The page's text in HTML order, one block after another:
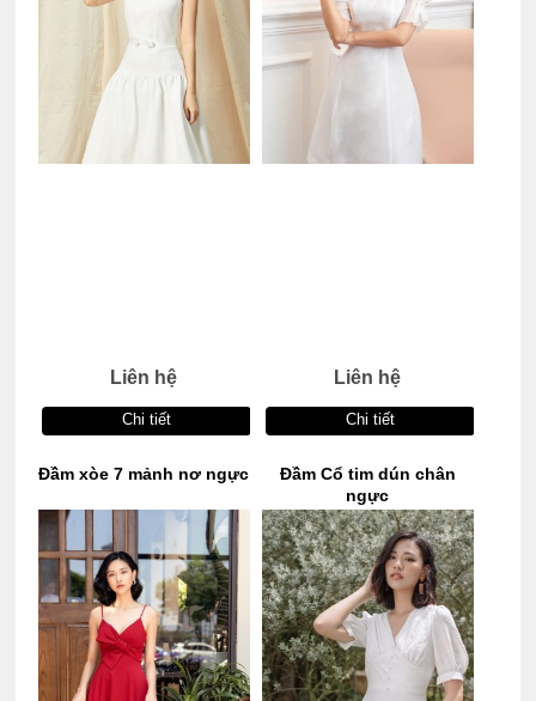
Liên hệ
Chi tiết
Liên hệ
Chi tiết
Đầm xòe 7 mảnh nơ ngực
Đầm Cổ tim dún chân
ngực